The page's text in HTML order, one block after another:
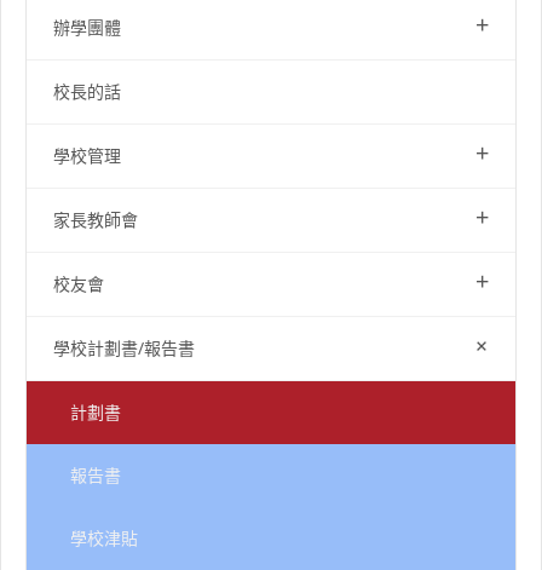
辦學團體 +
校長的話
學校管理 +
家長教師會 +
校友會 +
學校計劃書/報告書 +
計劃書
報告書
學校津貼